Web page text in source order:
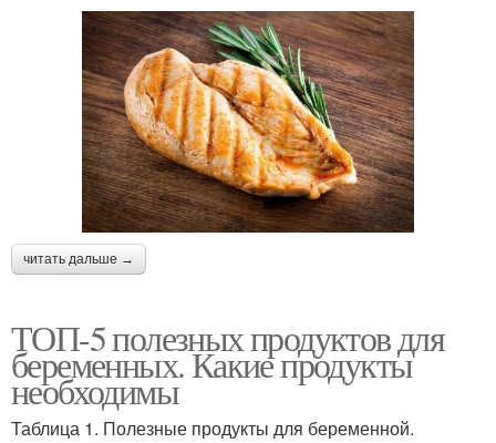
читать дальше →
ТОП-5 полезных продуктов для
беременных. Какие продукты
необходимы
Таблица 1. Полезные продукты для беременной.